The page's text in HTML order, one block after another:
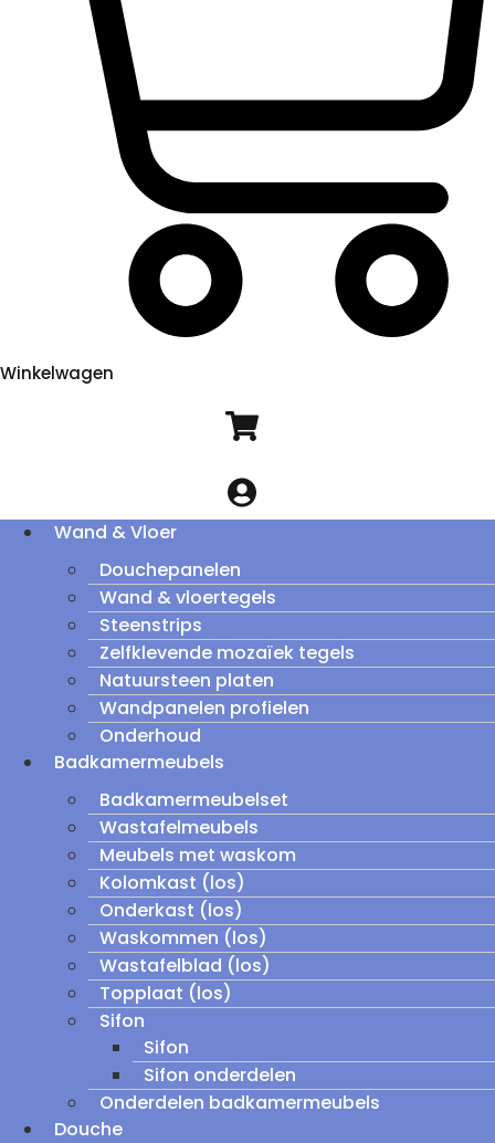
Winkelwagen
Wand & Vloer
Douchepanelen
Wand & vloertegels
Steenstrips
Zelfklevende mozaïek tegels
Natuursteen platen
Wandpanelen profielen
Onderhoud
Badkamermeubels
Badkamermeubelset
Wastafelmeubels
Meubels met waskom
Kolomkast (los)
Onderkast (los)
Waskommen (los)
Wastafelblad (los)
Topplaat (los)
Sifon
Sifon
Sifon onderdelen
Onderdelen badkamermeubels
Douche